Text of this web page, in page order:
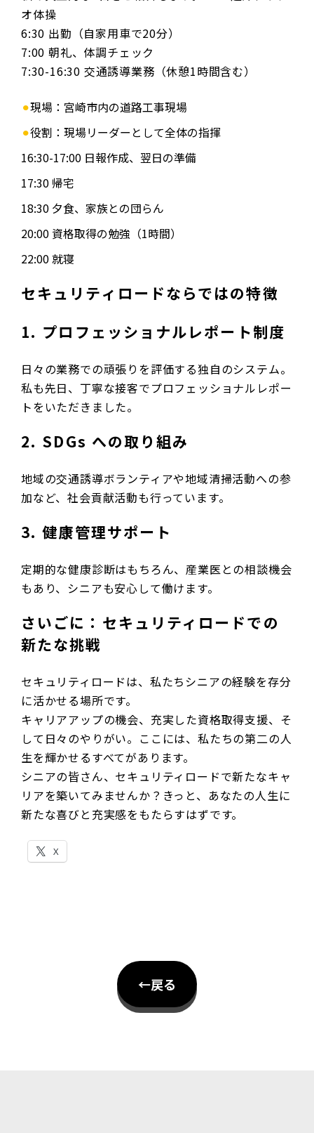
オ体操
6:30 出勤（自家用車で20分）
7:00 朝礼、体調チェック
7:30-16:30 交通誘導業務（休憩1時間含む）
現場：宮崎市内の道路工事現場
役割：現場リーダーとして全体の指揮
16:30-17:00 日報作成、翌日の準備
17:30 帰宅
18:30 夕食、家族との団らん
20:00 資格取得の勉強（1時間）
22:00 就寝
セキュリティロードならではの特徴
1. プロフェッショナルレポート制度
日々の業務での頑張りを評価する独自のシステム。
私も先日、丁寧な接客でプロフェッショナルレポー
トをいただきました。
2. SDGs への取り組み
地域の交通誘導ボランティアや地域清掃活動への参
加など、社会貢献活動も行っています。
3. 健康管理サポート
定期的な健康診断はもちろん、産業医との相談機会
もあり、シニアも安心して働けます。
さいごに：セキュリティロードでの
新たな挑戦
セキュリティロードは、私たちシニアの経験を存分
に活かせる場所です。
キャリアアップの機会、充実した資格取得支援、そ
して日々のやりがい。ここには、私たちの第二の人
生を輝かせるすべてがあります。
シニアの皆さん、セキュリティロードで新たなキャ
リアを築いてみませんか？きっと、あなたの人生に
新たな喜びと充実感をもたらすはずです。
X
←戻る